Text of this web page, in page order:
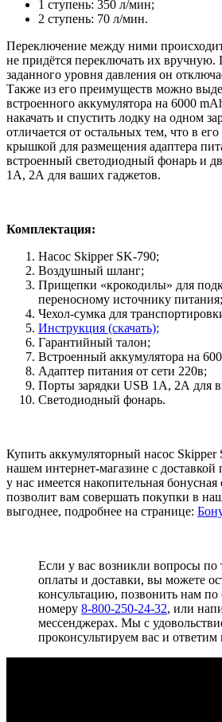
1 ступень: 350 л/мин;
2 ступень: 70 л/мин.
Переключение между ними
не придётся переключать их
заданного уровня давления он
Также из его преимуществ можно
встроенного аккумулятора на 6000
накачать и спустить лодку на одном
отличается от остальных тем, что в его
крышкой для размещения адаптера
встроенный светодиодный фонарь и
1А, 2А для ваших гаджетов.
Комплектация:
Насос Skipper SK-790;
Воздушный шланг;
Прищепки «крокодилы» для
переносному источнику питания;
Чехол-сумка для
Инструкция (скачать);
Гарантийный талон;
Встроенный аккумулятора на
Адаптер питания от сети 220в;
Порты зарядки USB 1А, 2А для
Светодиодный фонарь.
Купить аккумуляторный насос
нашем интернет-магазине с
у нас имеется накопительная бонусная
позволит вам совершать покупки в
выгоднее, подробнее на странице:
Если у вас возникли вопросы по
оплаты и доставки, вы можете
консультацию, позвонить нам по
номеру 8-800-250-24-32, или
мессенджерах. Мы с
проконсультируем вас и